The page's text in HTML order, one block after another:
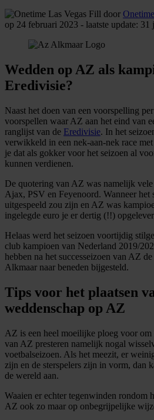
door Onetime
op 24 februari 2023 - laatste update: 31
Wedden op AZ als
Eredivisie?
Naast het doen van een voorspelling
voorspellen waar AZ aan het eind van
ranglijst van de Eredivisie. In het
verwikkeld in een nek-aan-nek race
je dat als gokker voor het seizoen al
kunnen verdienen.
De quotering van AZ was namelijk
Ajax, PSV en Feyenoord. Wanneer het
uitgespeeld zou zijn en AZ was
ingelegde euro je er dertig (!!)
Helaas werd het seizoen voortijdig
club kampioen van Nederland 2019/
hebben na het successeizoen van AZ
Alkmaar naar beneden bijgesteld.
Tips voor het plaatsen
weddenschap op AZ
AZ is een heel moeilijke ploeg voor om
van AZ presteren namelijk nogal
voetbalseizoen. Als het meezit, er
zijn en de sterspelers zijn in vorm, dan
de wereld aan.
Waaien er echter tegenwinden rondom
AZ ook zo maar op onbegrijpelijke